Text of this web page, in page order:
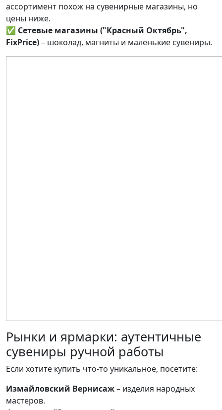
ассортимент похож на сувенирные магазины, но
цены ниже.
✅ Сетевые магазины ("Красный Октябрь",
FixPrice)– шоколад, магниты и маленькие сувениры.
Рынки и ярмарки: аутентичные
сувениры ручной работы
Если хотите купить что-то уникальное, посетите:
Измайловский Вернисаж– изделия народных
мастеров.